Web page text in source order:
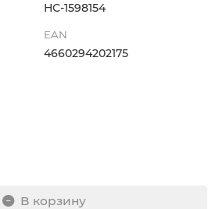
НС-1598154
EAN
4660294202175
В корзину